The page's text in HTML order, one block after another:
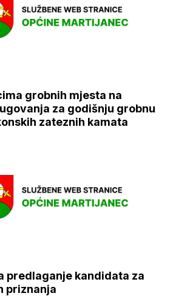
grobnih mjesta na
za godišnju grobnu
zateznih kamata
predlaganje kandidata za
priznanja